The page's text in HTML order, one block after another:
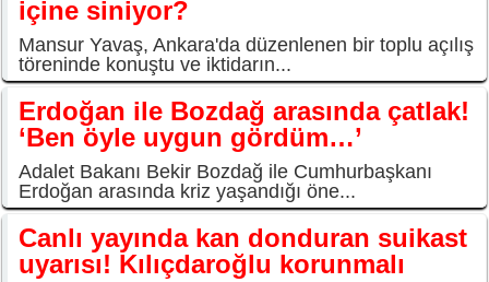
içine siniyor?
Mansur Yavaş, Ankara'da düzenlenen bir toplu açılış
töreninde konuştu ve iktidarın...
Erdoğan ile Bozdağ arasında çatlak!
‘Ben öyle uygun gördüm…’
Adalet Bakanı Bekir Bozdağ ile Cumhurbaşkanı
Erdoğan arasında kriz yaşandığı öne...
Canlı yayında kan donduran suikast
uyarısı! Kılıçdaroğlu korunmalı